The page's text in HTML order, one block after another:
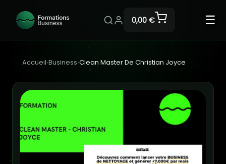
0,00 € ☰
Accueil›Business›Clean Master De Christian Joyce